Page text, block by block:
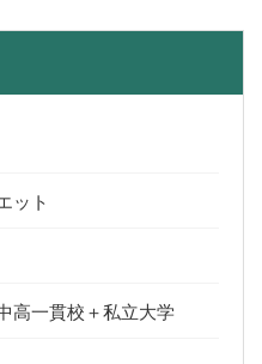
ット
高一貫校＋私立大学